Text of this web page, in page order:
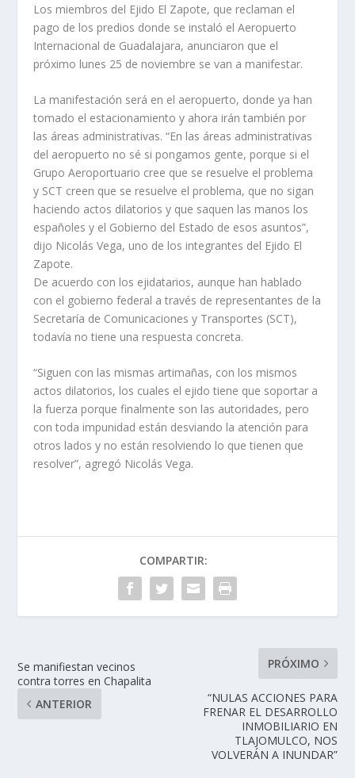
Los miembros del Ejido El Zapote, que reclaman el
pago de los predios donde se instaló el Aeropuerto
Internacional de Guadalajara, anunciaron que el
próximo lunes 25 de noviembre se van a manifestar.
La manifestación será en el aeropuerto, donde ya han
tomado el estacionamiento y ahora irán también por
las áreas administrativas. “En las áreas administrativas
del aeropuerto no sé si pongamos gente, porque si el
Grupo Aeroportuario cree que se resuelve el problema
y SCT creen que se resuelve el problema, que no sigan
haciendo actos dilatorios y que saquen las manos los
españoles y el Gobierno del Estado de esos asuntos”,
dijo Nicolás Vega, uno de los integrantes del Ejido El
Zapote.
De acuerdo con los ejidatarios, aunque han hablado
con el gobierno federal a través de representantes de la
Secretaría de Comunicaciones y Transportes (SCT),
todavía no tiene una respuesta concreta.
“Siguen con las mismas artimañas, con los mismos
actos dilatorios, los cuales el ejido tiene que soportar a
la fuerza porque finalmente son las autoridades, pero
con toda impunidad están desviando la atención para
otros lados y no están resolviendo lo que tienen que
resolver”, agregó Nicolás Vega.
COMPARTIR:
Se manifiestan vecinos
contra torres en Chapalita
ANTERIOR
PRÓXIMO
“NULAS ACCIONES PARA
FRENAR EL DESARROLLO
INMOBILIARIO EN
TLAJOMULCO, NOS
VOLVERÁN A INUNDAR”